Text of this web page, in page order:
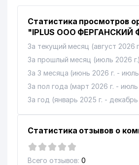
Статистика просмотров
"IPLUS ООО ФЕРГАНСКИЙ
За текущий месяц (август 2026
За прошлый месяц (июль 2026
За 3 месяца (июнь 2026 г. - июль
За пол года (март 2026 г. - июль
За год (январь 2025 г. -
Статистика отзывов о
Всего отзывов: 0